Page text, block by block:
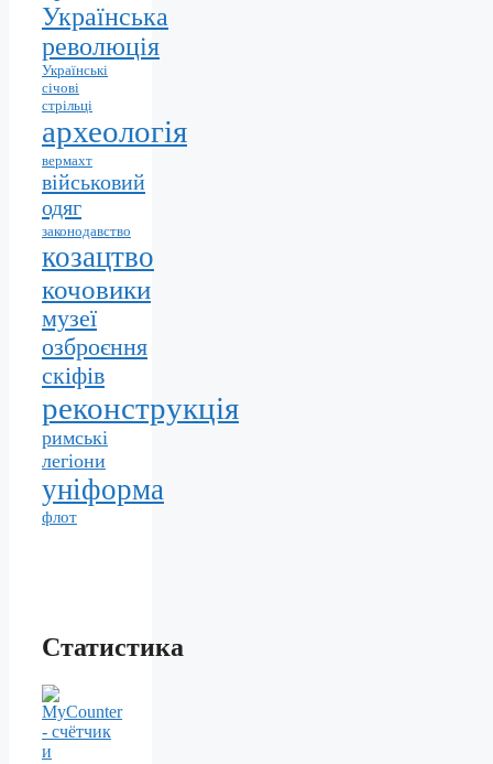
Українська
революція
Українські
січові
стрільці
археологія
вермахт
військовий
одяг
законодавство
козацтво
кочовики
музеї
озброєння
скіфів
реконструкція
римські
легіони
уніформа
флот
Статистика